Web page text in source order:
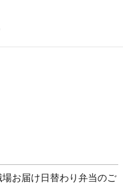
場お届け日替わり弁当のご